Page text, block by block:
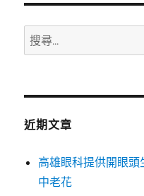
搜
尋
鍵
近期文章
高雄眼科提供開眼
中老花